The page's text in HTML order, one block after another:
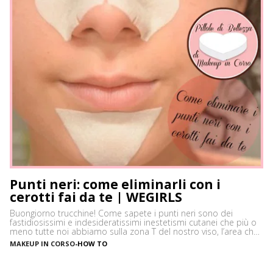
Punti neri: come eliminarli con i
cerotti fai da te | WEGIRLS
Buongiorno trucchine! Come sapete i punti neri sono dei
fastidiosissimi e indesideratissimi inestetismi cutanei che più o
meno tutte noi abbiamo sulla zona T del nostro viso, l’area che
è più spesso vittima di impurità e alterazioni del pH della pelle,
soprattutto se si ha la pelle grassa e non si usano prodotti
MAKEUP IN CORSO-HOW TO